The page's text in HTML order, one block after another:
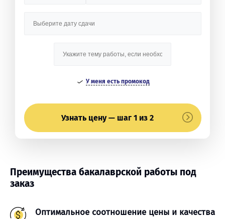
У меня есть промокод
Узнать цену — шаг 1 из 2
Преимущества бакалаврской работы под
заказ
Оптимальное соотношение цены и качества